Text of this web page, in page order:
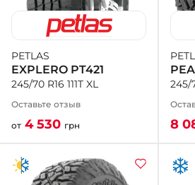
PETLAS
EXPLERO PT421
245/70 R16 111T XL
Оставьте отзыв
от 4 530 грн
245/
8